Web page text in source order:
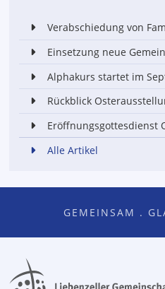
Verabschiedung von
Einsetzung neue
Alphakurs startet im
Rückblick
Eröffnungsgottesdienst
Alle Artikel
GEMEINSAM .